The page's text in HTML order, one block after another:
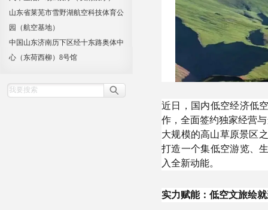
山东省莱芜市雪野湖航空科技体育公
园（航空基地）
中国山东济南历下区经十东路奥体中
心（东荷西柳）8号馆
近日，国内低空经济低
作，全面签约独家经营
大规模的高山草原景区
打造一个集低空游览、
入全新动能。
实力赋能：低空文旅绘